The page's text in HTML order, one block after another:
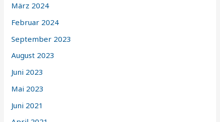
März 2024
Februar 2024
September 2023
August 2023
Juni 2023
Mai 2023
Juni 2021